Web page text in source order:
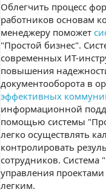
Облегчить процесс
работников основам
менеджеру поможет
"Простой бизнес".
современных ИТ-
повышения
документооборота в
эффективных
информационной
помощью системы
легко осуществлять
контролировать
сотрудников. Система
управления
легким.